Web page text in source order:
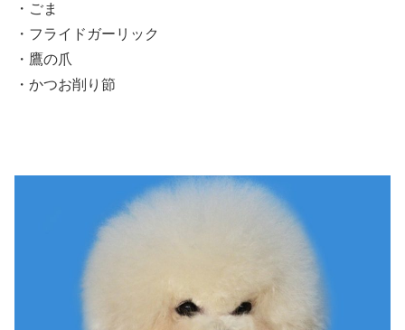
・ごま
・フライドガーリック
・鷹の爪
・かつお削り節